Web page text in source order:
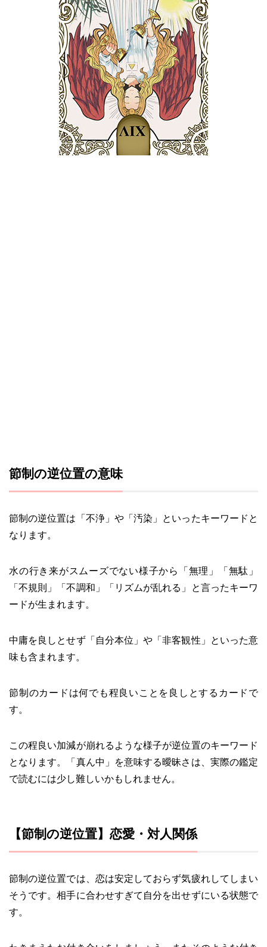
節制の逆位置の意味
節制の逆位置は「不浄」や「汚染」といったキーワードと
なります。
水の行き来がスムーズでない様子から「無理」「無駄」
「不規則」「不調和」「リズムが乱れる」と言ったキーワ
ードが生まれます。
中庸を良しとせず「自分本位」や「非客観性」といった意
味も含まれます。
節制のカードは何でも程良いことを良しとするカードで
す。
この程良い加減が崩れるような様子が逆位置のキーワード
となります。「真ん中」を意味する曖昧さは、実際の鑑定
で読むには少し難しいかもしれません。
【節制の逆位置】恋愛・対人関係
節制の逆位置では、恋は安定しておらず気疲れしてしまい
そうです。相手に合わせすぎて自分を出せずにいる状態で
す。